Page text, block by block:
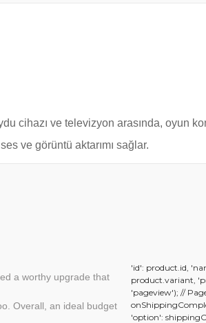
cihazı ve televizyon arasında, oyun
ve görüntü aktarımı sağlar.
a worthy upgrade that
Overall, an ideal budget
'id': product.id,
product.variant,
'pageview'); //
'option':